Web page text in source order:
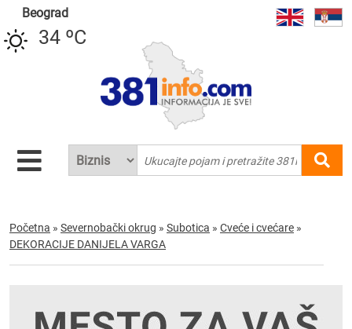
Beograd
34 ºC
Početna » Severnobački okrug » Subotica » Cveće i cvećare »
DEKORACIJE DANIJELA VARGA